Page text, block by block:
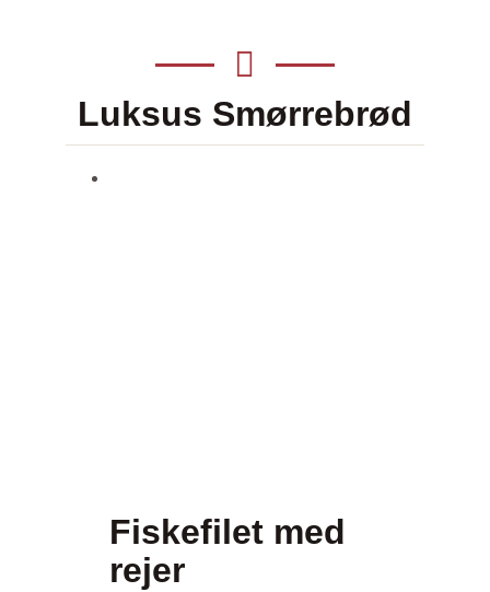
Luksus Smørrebrød
Fiskefilet med
rejer